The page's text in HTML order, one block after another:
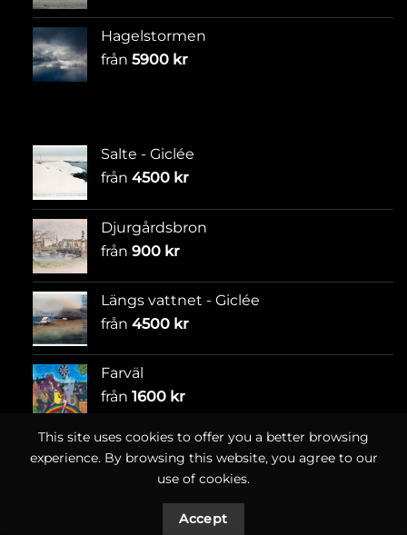
Hagelstormen
från 5900 kr
Salte - Giclée
från 4500 kr
Djurgårdsbron
från 900 kr
Längs vattnet - Giclée
från 4500 kr
Farväl
från 1600 kr
This site uses cookies to offer you a better browsing
experience. By browsing this website, you agree to our
use of cookies.
Accept